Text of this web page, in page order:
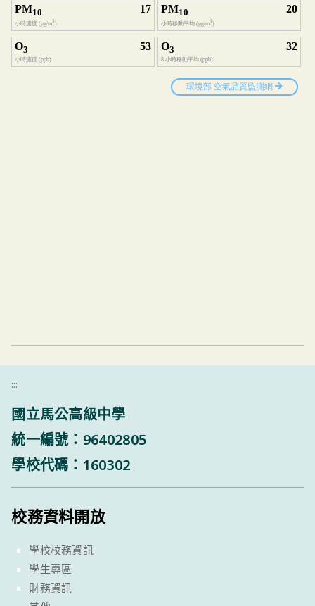
:::
國立馬公高級中學
統一編號：96402805
學校代碼：160302
校務資料開放
學校校務資訊
學生專區
財務資訊